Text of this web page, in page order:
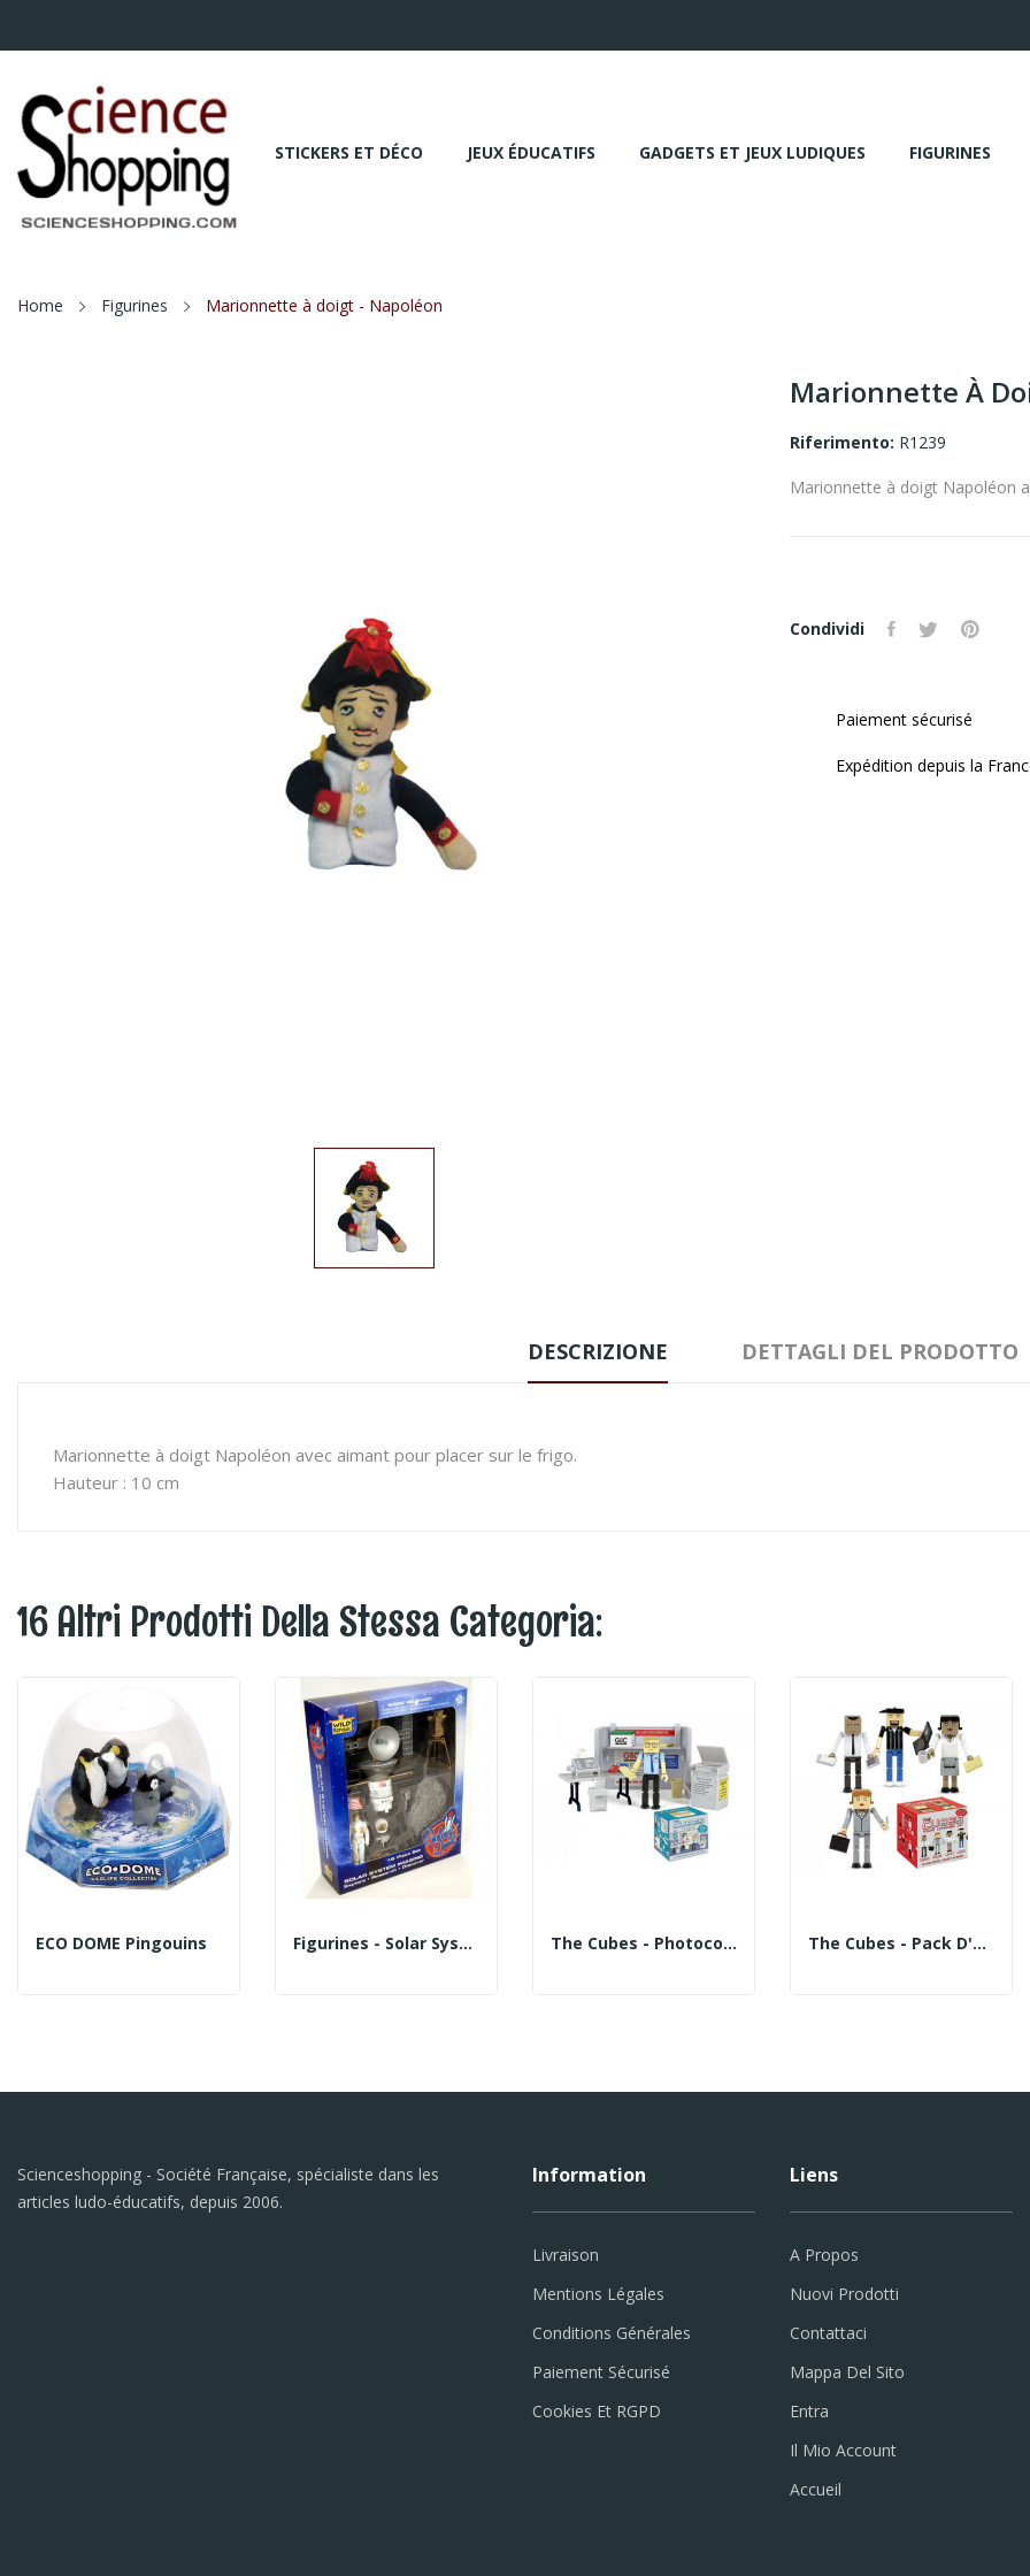
STICKERS ET DÉCO JEUX ÉDUCATIFS GADGETS ET JEUX LUDIQUES FIGURINES
Home Figurines Marionnette à doigt - Napoléon
Marionnette À
Riferimento: R1239
Marionnette à doigt Napoléon
Condividi
Paiement sécurisé
Expédition depuis la
DESCRIZIONE DETTAGLI DEL PRODOTTO
Marionnette à doigt Napoléon avec aimant pour placer sur le frigo.
Hauteur : 10 cm
16 Altri Prodotti Della Stessa Categoria:
ECO DOME Pingouins Figurines - Solar System Imaging The Cubes - Photocopieuse The Cubes - Pack D'extension
Scienceshopping - Société Française, spécialiste dans les
articles ludo-éducatifs, depuis 2006.
Information
Livraison
Mentions Légales
Conditions Générales
Paiement Sécurisé
Cookies Et RGPD
Liens
A Propos
Nuovi Prodotti
Contattaci
Mappa Del Sito
Entra
Il Mio Account
Accueil